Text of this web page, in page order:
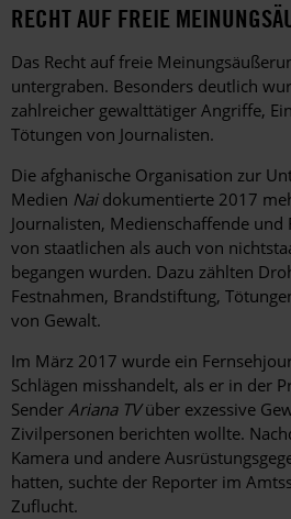
RECHT AUF FREIE
Das Recht auf freie
untergraben. Besonders deutlich
zahlreicher gewalttätiger Angriffe,
Tötungen von Journalisten.
Die afghanische Organisation zur
Medien Naidokumentierte 2017
Journalisten, Medienschaffende
von staatlichen als auch von
begangen wurden. Dazu zählten
Festnahmen, Brandstiftung,
von Gewalt.
Im März 2017 wurde ein
Schlägen misshandelt, als er in der
Sender Ariana TVüber exzessive
Zivilpersonen berichten wollte.
Kamera und andere
hatten, suchte der Reporter im
Zuflucht.